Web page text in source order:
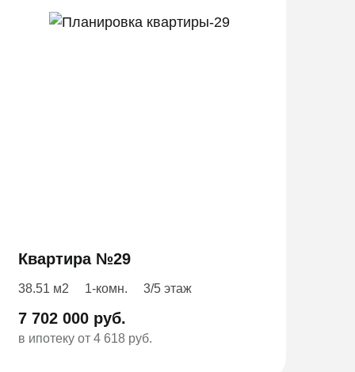
Квартира №29
38.51 м2 1-комн. 3/5 этаж
7 702 000 руб.
в ипотеку от 4 618 руб.